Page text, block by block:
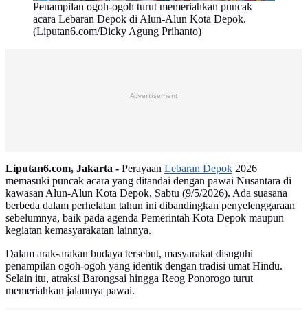
Penampilan ogoh-ogoh turut memeriahkan puncak
acara Lebaran Depok di Alun-Alun Kota Depok.
(Liputan6.com/Dicky Agung Prihanto)
Advertisement
Liputan6.com, Jakarta - Perayaan Lebaran Depok 2026
memasuki puncak acara yang ditandai dengan pawai Nusantara di
kawasan Alun-Alun Kota Depok, Sabtu (9/5/2026). Ada suasana
berbeda dalam perhelatan tahun ini dibandingkan penyelenggaraan
sebelumnya, baik pada agenda Pemerintah Kota Depok maupun
kegiatan kemasyarakatan lainnya.
Dalam arak-arakan budaya tersebut, masyarakat disuguhi
penampilan ogoh-ogoh yang identik dengan tradisi umat Hindu.
Selain itu, atraksi Barongsai hingga Reog Ponorogo turut
memeriahkan jalannya pawai.